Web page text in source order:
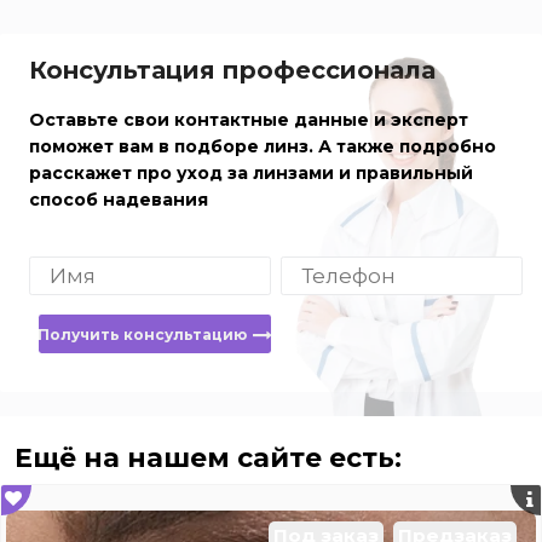
Консультация профессионала
Оставьте свои контактные данные и эксперт
поможет вам в подборе линз. А также подробно
расскажет про уход за линзами и правильный
способ надевания
Получить консультацию
Ещё на нашем сайте есть: